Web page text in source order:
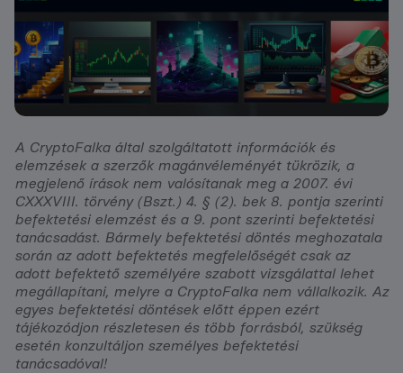
A CryptoFalka által szolgáltatott információk és
elemzések a szerzők magánvéleményét tükrözik, a
megjelenő írások nem valósítanak meg a 2007. évi
CXXXVIII. törvény (Bszt.) 4. § (2). bek 8. pontja szerinti
befektetési elemzést és a 9. pont szerinti befektetési
tanácsadást. Bármely befektetési döntés meghozatala
során az adott befektetés megfelelőségét csak az
adott befektető személyére szabott vizsgálattal lehet
megállapítani, melyre a CryptoFalka nem vállalkozik. Az
egyes befektetési döntések előtt éppen ezért
tájékozódjon részletesen és több forrásból, szükség
esetén konzultáljon személyes befektetési
tanácsadóval!